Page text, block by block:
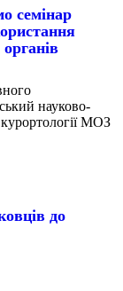
семінар
науково-
курортології МОЗ
до